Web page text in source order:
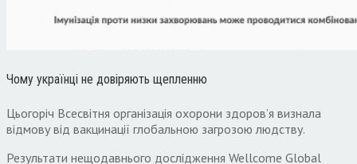
Чому українці не довіряють щепленню
Цьогоріч Всесвітня організація охорони здоров’я визнала
відмову від вакцинації глобальною загрозою людству.
Результати нещодавнього дослідження Wellcome Global